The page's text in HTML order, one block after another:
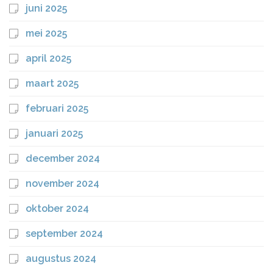
juni 2025
mei 2025
april 2025
maart 2025
februari 2025
januari 2025
december 2024
november 2024
oktober 2024
september 2024
augustus 2024